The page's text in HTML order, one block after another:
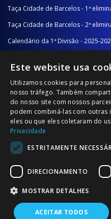
Taça Cidade de Barcelos - 1ª
Taça Cidade de Barcelos - 2ª
Calendário da 1ª Divisão - 2025-
Calendário da 2ª Divisão - Série B -
Calendário da Época
NOTÍCIAS/COMUNICADOS
Notícias
Comunicados
© 2026 Associação
Este website usa
Utilizamos cookies para
nosso tráfego. Também
do nosso site com nossos
podem combiná-las com outras
eles ou que eles coletaram do
Privacidade
ESTRITAMENTE
DIRECIONAMENTO
MOSTRAR DETALHES
ACEITAR TODOS